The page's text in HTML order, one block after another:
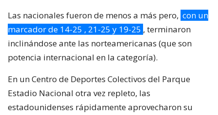
Las nacionales fueron de menos a más pero, con un
marcador de 14-25 , 21-25 y 19-25 , terminaron
inclinándose ante las norteamericanas (que son
potencia internacional en la categoría).
En un Centro de Deportes Colectivos del Parque
Estadio Nacional otra vez repleto, las
estadounidenses rápidamente aprovecharon su